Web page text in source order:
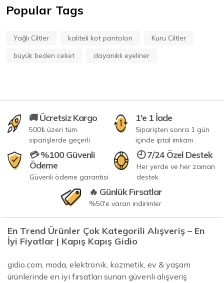
Popular Tags
Yağlı Ciltler kaliteli kot pantolon
Kuru Ciltler
büyük beden ceket
dayanıklı eyeliner
🚚 Ücretsiz Kargo
500₺ üzeri tüm
siparişlerde geçerli
1'e 1 İade
Siparişten sonra 1 gün
içinde iptal imkanı
💳 %100 Güvenli
Ödeme
Güvenli ödeme garantisi
🕘 7/24 Özel Destek
Her yerde ve her zaman
destek
🔥 Günlük Fırsatlar
%50'e varan indirimler
En Trend Ürünler Çok Kategorili Alışveriş – En
İyi Fiyatlar | Kapış Kapış Gidio
gidio.com, moda, elektronik, kozmetik, ev & yaşam
ürünlerinde en iyi fırsatları sunan güvenli alışveriş